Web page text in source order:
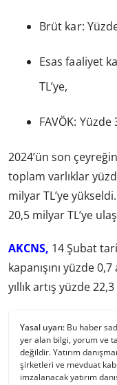
Brüt kar:
Esas faaliyet
TL’ye,
FAVÖK:
2024’ün son
toplam varlıklar
milyar TL’ye
20,5 milyar TL’ye
AKCNS, 14 Şubat
kapanışını yüzde
yıllık artış yüzde
Yasal uyarı: Bu haber
yer alan bilgi, yorum ve
değildir. Yatırım
şirketleri ve mevduat
imzalanacak yatırım